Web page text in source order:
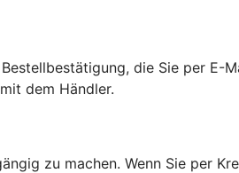
die Sie per
dem Händler.
zu machen. Wenn Sie per